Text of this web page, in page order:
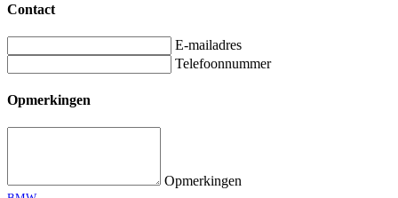
Contact
E-mailadres
Telefoonnummer
Opmerkingen
Opmerkingen